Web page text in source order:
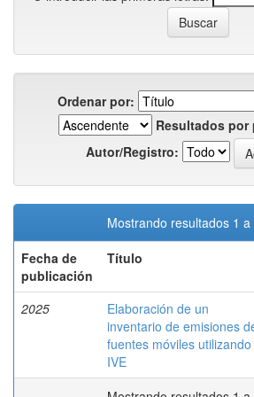
Ordenar por:
Resultados por
Autor/Registro:
Mostrando resultados 1 a
Fecha de
publicación
Título
2025
Elaboración de un
inventario de emisiones
fuentes móviles utilizando
IVE